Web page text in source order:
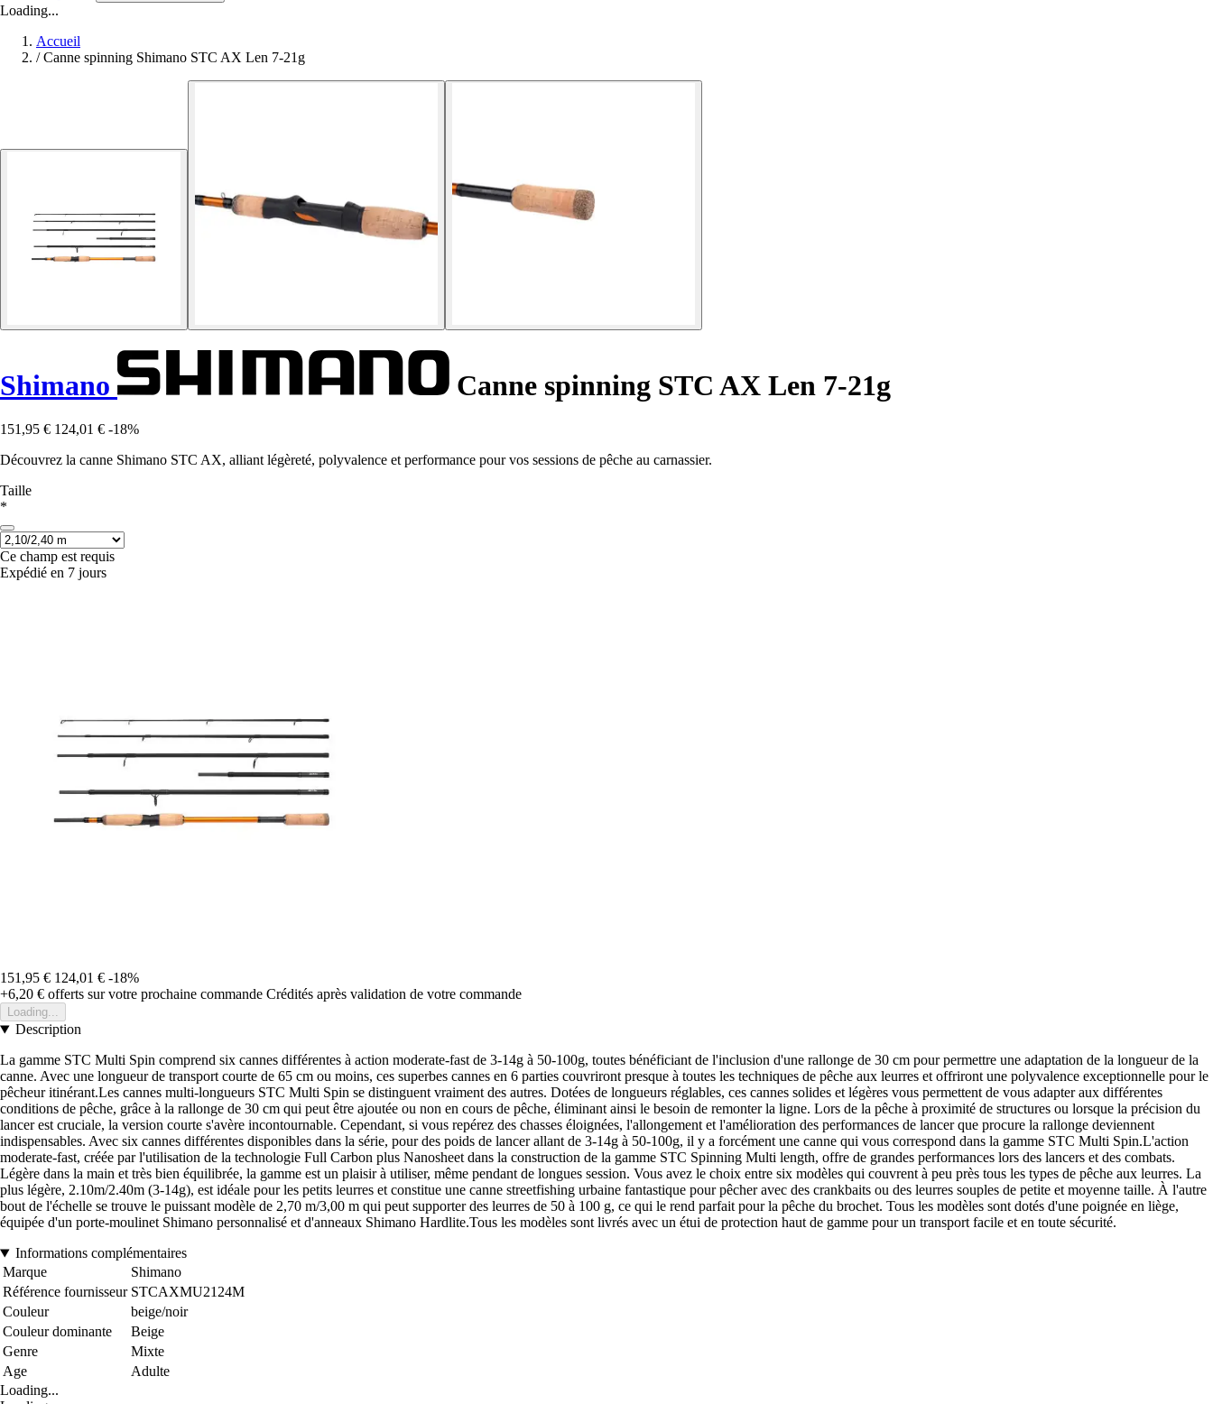
Loading...
Accueil
/ Canne spinning Shimano STC AX Len 7-21g
Shimano Canne spinning STC AX Len 7-21g
151,95 € 124,01 € -18%
Découvrez la canne Shimano STC AX, alliant légèreté, polyvalence et performance pour vos sessions de pêche au carnassier.
Taille
*
Ce champ est requis
Expédié en 7 jours
151,95 € 124,01 € -18%
+6,20 € offerts sur votre prochaine commande Crédités après validation de votre commande
Loading...
Description
La gamme STC Multi Spin comprend six cannes différentes à action moderate-fast de 3-14g à 50-100g, toutes bénéficiant de l'inclusion d'une rallonge de 30 cm pour permettre une adaptation de la longueur de la
canne. Avec une longueur de transport courte de 65 cm ou moins, ces superbes cannes en 6 parties couvriront presque à toutes les techniques de pêche aux leurres et offriront une polyvalence exceptionnelle pour le
pêcheur itinérant.Les cannes multi-longueurs STC Multi Spin se distinguent vraiment des autres. Dotées de longueurs réglables, ces cannes solides et légères vous permettent de vous adapter aux différentes
conditions de pêche, grâce à la rallonge de 30 cm qui peut être ajoutée ou non en cours de pêche, éliminant ainsi le besoin de remonter la ligne. Lors de la pêche à proximité de structures ou lorsque la précision du
lancer est cruciale, la version courte s'avère incontournable. Cependant, si vous repérez des chasses éloignées, l'allongement et l'amélioration des performances de lancer que procure la rallonge deviennent
indispensables. Avec six cannes différentes disponibles dans la série, pour des poids de lancer allant de 3-14g à 50-100g, il y a forcément une canne qui vous correspond dans la gamme STC Multi Spin.L'action
moderate-fast, créée par l'utilisation de la technologie Full Carbon plus Nanosheet dans la construction de la gamme STC Spinning Multi length, offre de grandes performances lors des lancers et des combats.
Légère dans la main et très bien équilibrée, la gamme est un plaisir à utiliser, même pendant de longues session. Vous avez le choix entre six modèles qui couvrent à peu près tous les types de pêche aux leurres. La
plus légère, 2.10m/2.40m (3-14g), est idéale pour les petits leurres et constitue une canne streetfishing urbaine fantastique pour pêcher avec des crankbaits ou des leurres souples de petite et moyenne taille. À l'autre
bout de l'échelle se trouve le puissant modèle de 2,70 m/3,00 m qui peut supporter des leurres de 50 à 100 g, ce qui le rend parfait pour la pêche du brochet. Tous les modèles sont dotés d'une poignée en liège,
équipée d'un porte-moulinet Shimano personnalisé et d'anneaux Shimano Hardlite.Tous les modèles sont livrés avec un étui de protection haut de gamme pour un transport facile et en toute sécurité.
Informations complémentaires
Marque
Shimano
Référence fournisseur STCAXMU2124M
Couleur
beige/noir
Couleur dominante
Beige
Genre
Mixte
Age
Adulte
Loading...